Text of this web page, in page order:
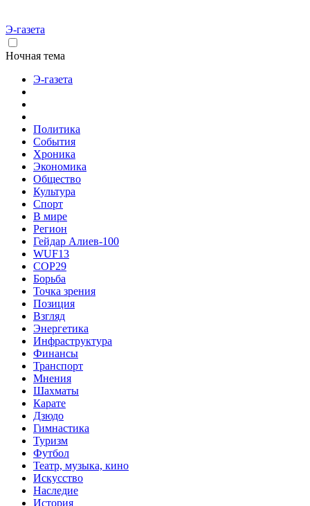
Э-газета
Ночная тема
Э-газета
Политика
События
Хроника
Экономика
Общество
Культура
Спорт
В мире
Регион
Гейдар Алиев-100
WUF13
COP29
Борьба
Точка зрения
Позиция
Взгляд
Энергетика
Инфраструктура
Финансы
Транспорт
Мнения
Шахматы
Карате
Дзюдо
Гимнастика
Туризм
Футбол
Театр, музыка, кино
Искусство
Наследие
История